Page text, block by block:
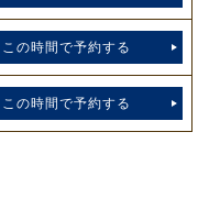
この時間で予約する
この時間で予約する